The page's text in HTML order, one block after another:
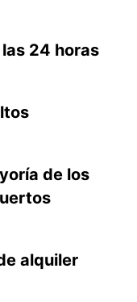
24 horas
de los
alquiler